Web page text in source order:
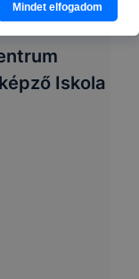
Iskola
Mindet elfogadom